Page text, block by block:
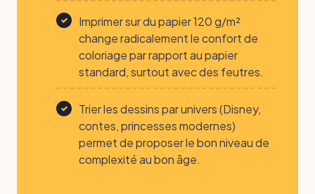
Imprimer sur du papier 120 g/m²
change radicalement le confort de
coloriage par rapport au papier
standard, surtout avec des feutres.
Trier les dessins par univers (Disney,
contes, princesses modernes)
permet de proposer le bon niveau de
complexité au bon âge.